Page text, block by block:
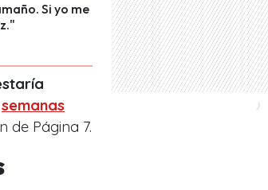
Si yo me
semanas
de Página 7.